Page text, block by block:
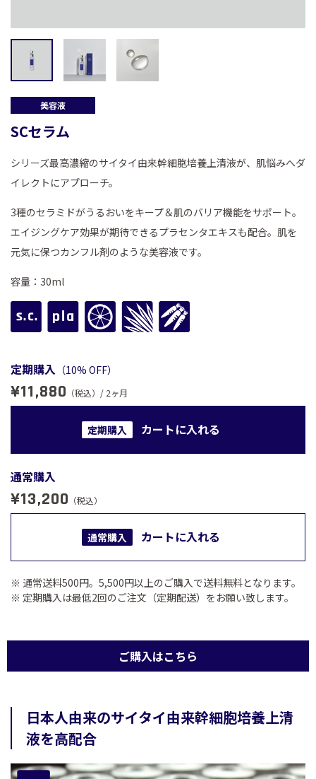
美容液
SCセラム
シリーズ最高濃縮のサイタイ由来幹細胞培養上清液が、肌悩みへダ
イレクトにアプローチ。
3種のセラミドがうるおいをキープ＆肌のバリア機能をサポート。
エイジングケア効果が期待できるプラセンタエキスも配合。肌を
元気に保つカンフル剤のような美容液です。
容量：30ml
定期購入 （10% OFF）
¥11,880 （税込）/ 2ヶ月
定期購入 カートに入れる
通常購入
¥13,200 （税込）
通常購入 カートに入れる
※ 通常送料500円。5,500円以上のご購入で送料無料となります。
※ 定期購入は最低2回のご注文（定期配送）をお願い致します。
ご購入はこちら
日本人由来のサイタイ由来幹細胞培養上清
液を高配合